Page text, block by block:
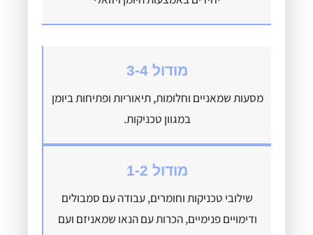
מודול 3-4
מסעות שמאניים וחלומות, תיאוריות ופתיחות ביומן
במגוון טכניקות.
מודול 1-2
שילובי טכניקות וחומרים, עבודה עם סמבולים
ודימויים פנימיים, הכרות עם הנאו שמאניזם ועם